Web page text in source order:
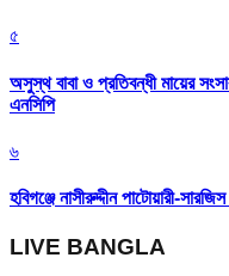
৫
অসুস্থ বাবা ও প্রতিবন্ধী মায়ের
এনসিপি
৬
হবিগঞ্জে নাসীরুদ্দীন পাটোয়ারী-
LIVE BANGLA